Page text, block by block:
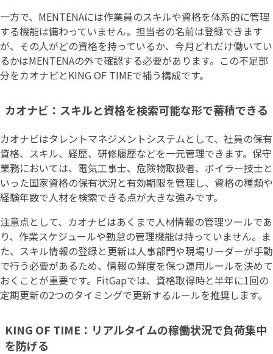
一方で、MENTENAには作業員のスキルや資格を体系的に管理
する機能は備わっていません。担当者の名前は登録できます
が、その人がどの資格を持っているか、今月どれだけ働いてい
るかはMENTENAの外で確認する必要があります。この不足部
分をカオナビとKING OF TIMEで補う構成です。
カオナビ：スキルと資格を検索可能な形で蓄積できる
カオナビはタレントマネジメントシステムとして、社員の保有
資格、スキル、経歴、研修履歴などを一元管理できます。保守
業務においては、電気工事士、危険物取扱者、ボイラー技士と
いった国家資格の保有状況と有効期限を管理し、資格の種類や
経験年数で人材を検索できる点が大きな強みです。
注意点として、カオナビはあくまで人材情報の管理ツールであ
り、作業スケジュールや勤怠の管理機能は持っていません。ま
た、スキル情報の登録と更新は人事部門や現場リーダーが手動
で行う必要があるため、情報の鮮度を保つ運用ルールを決めて
おくことが重要です。FitGapでは、資格取得時と半年に1回の
定期更新の2つのタイミングで更新するルールを推奨します。
KING OF TIME：リアルタイムの稼働状況で負荷集中
を防げる